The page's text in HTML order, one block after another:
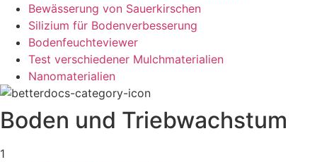
Bewässerung von Sauerkirschen
Silizium für Bodenverbesserung
Bodenfeuchteviewer
Test verschiedener Mulchmaterialien
Nanomaterialien
Boden und Triebwachstum
1